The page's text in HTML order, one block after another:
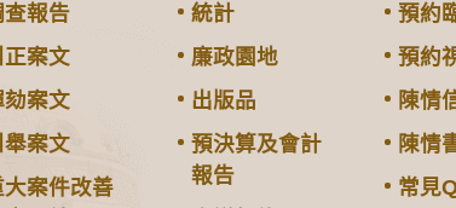
查報告
正案文
劾案文
舉案文
大案件改善
統計
廉政園地
出版品
預決算及會計
報告
預約
預約
陳情
陳情
常見